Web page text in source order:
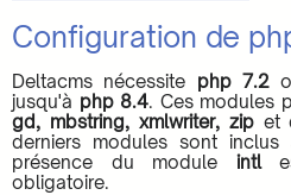
Configuration de
Deltacms nécessite php 7.2
jusqu'à php 8.4. Ces modules
gd, mbstring, xmlwriter, zipet
derniers modules sont
présence du module intl
obligatoire.